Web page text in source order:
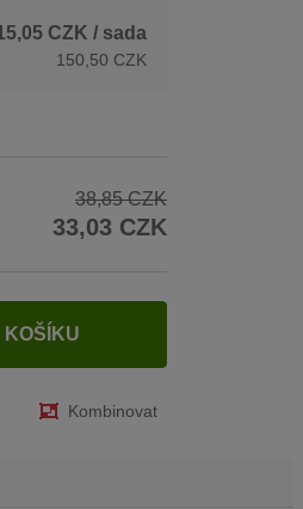
CZK / sada
150,50 CZK
38,85 CZK
33,03 CZK
KOŠÍKU
Kombinovat